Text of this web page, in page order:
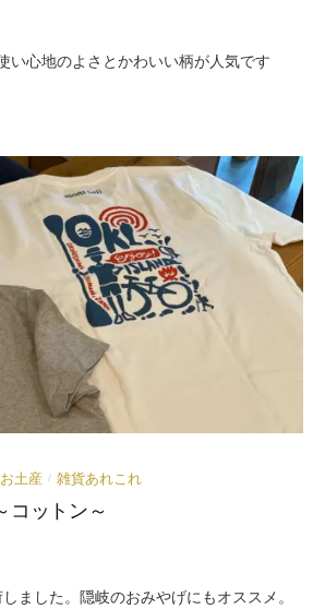
い心地のよさとかわいい柄が人気です
土産 / 雑貨あれこれ
コットン～
ました。隠岐のおみやげにもオススメ。